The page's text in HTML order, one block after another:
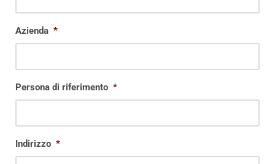
Azienda *
Persona di riferimento *
Indirizzo *